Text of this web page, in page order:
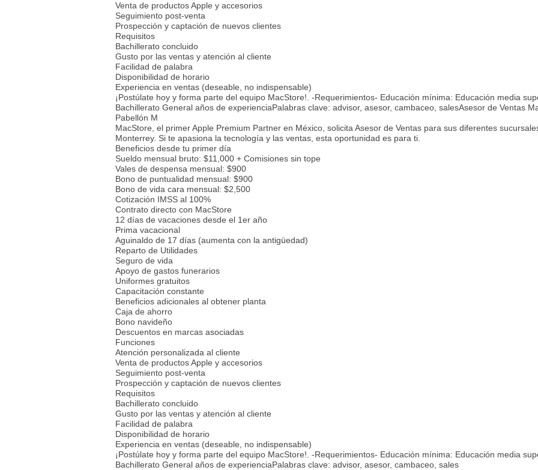
Venta de productos Apple y accesorios
Seguimiento post-venta
Prospección y captación de nuevos clientes
Requisitos
Bachillerato concluido
Gusto por las ventas y atención al cliente
Facilidad de palabra
Disponibilidad de horario
Experiencia en ventas (deseable, no indispensable)
¡Postúlate hoy y forma parte del equipo MacStore!. -Requerimientos- Educación mínima: Educación media
Bachillerato General años de experienciaPalabras clave: advisor, asesor, cambaceo, salesAsesor de Ventas
Pabellón M
MacStore, el primer Apple Premium Partner en México, solicita Asesor de Ventas para sus diferentes
Monterrey. Si te apasiona la tecnología y las ventas, esta oportunidad es para ti.
Beneficios desde tu primer día
Sueldo mensual bruto: $11,000 + Comisiones sin tope
Vales de despensa mensual: $900
Bono de puntualidad mensual: $900
Bono de vida cara mensual: $2,500
Cotización IMSS al 100%
Contrato directo con MacStore
12 días de vacaciones desde el 1er año
Prima vacacional
Aguinaldo de 17 días (aumenta con la antigüedad)
Reparto de Utilidades
Seguro de vida
Apoyo de gastos funerarios
Uniformes gratuitos
Capacitación constante
Beneficios adicionales al obtener planta
Caja de ahorro
Bono navideño
Descuentos en marcas asociadas
Funciones
Atención personalizada al cliente
Venta de productos Apple y accesorios
Seguimiento post-venta
Prospección y captación de nuevos clientes
Requisitos
Bachillerato concluido
Gusto por las ventas y atención al cliente
Facilidad de palabra
Disponibilidad de horario
Experiencia en ventas (deseable, no indispensable)
¡Postúlate hoy y forma parte del equipo MacStore!. -Requerimientos- Educación mínima: Educación media
Bachillerato General años de experienciaPalabras clave: advisor, asesor, cambaceo, sales